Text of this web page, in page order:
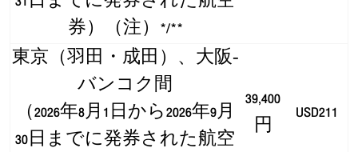
券）（注）*/**
東京（羽田・成田）、大阪‐
バンコク間
（2026年8月1日から2026年9月
30日までに発券された航空
39,400
円
USD211